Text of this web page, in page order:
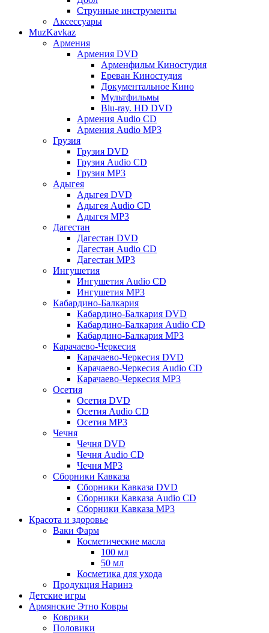
Струнные инструменты
Аксессуары
MuzKavkaz
Армения
Армения DVD
Арменфильм Киностудия
Ереван Киностудия
Документальное Кино
Мультфильмы
Blu-ray. HD DVD
Армения Audio CD
Армения Audio MP3
Грузия
Грузия DVD
Грузия Audio CD
Грузия MP3
Адыгея
Адыгея DVD
Адыгея Audio CD
Адыгея MP3
Дагестан
Дагестан DVD
Дагестан Audio CD
Дагестан MP3
Ингушетия
Ингушетия Audio CD
Ингушетия MP3
Кабардино-Балкария
Кабардино-Балкария DVD
Кабардино-Балкария Audio CD
Кабардино-Балкария MP3
Карачаево-Черкесия
Карачаево-Черкесия DVD
Карачаево-Черкесия Audio CD
Карачаево-Черкесия MP3
Осетия
Осетия DVD
Осетия Audio CD
Осетия MP3
Чечня
Чечня DVD
Чечня Audio CD
Чечня MP3
Сборники Кавказа
Сборники Кавказа DVD
Сборники Кавказа Audio CD
Сборники Кавказа MP3
Красота и здоровье
Ваки Фарм
Косметические масла
100 мл
50 мл
Косметика для ухода
Продукция Наринэ
Детские игры
Армянские Этно Ковры
Коврики
Половики